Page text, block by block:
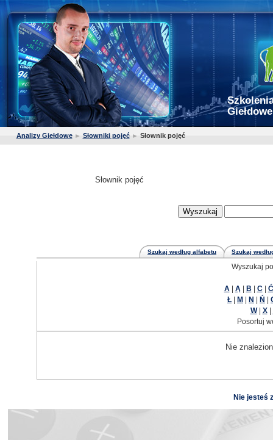
Giełdowe
Analizy Giełdowe ► Słowniki pojęć ► Słownik pojęć
Słownik pojęć
Szukaj według alfabetu Szukaj
Wyszukaj
A| Ą| B C| Ć
Ł
M N Ń
W| X|
Posortuj
Nie
Nie jesteś